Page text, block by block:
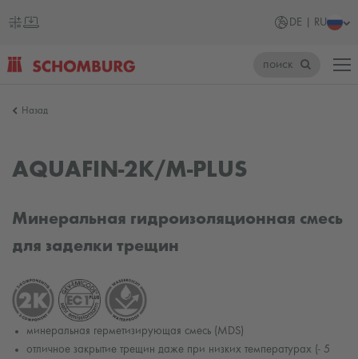
DE | RU
поиск
Назад
AQUAFIN-2K/M-PLUS
Минеральная гидроизоляционная смесь
для заделки трещин
минеральная герметизирующая смесь (MDS)
отличное закрытие трещин даже при низких температурах (- 5